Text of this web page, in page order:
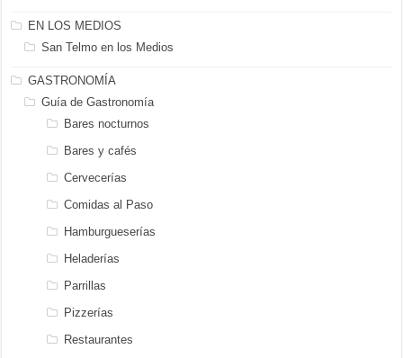
EN LOS MEDIOS
San Telmo en los Medios
GASTRONOMÍA
Guía de Gastronomía
Bares nocturnos
Bares y cafés
Cervecerías
Comidas al Paso
Hamburgueserías
Heladerías
Parrillas
Pizzerías
Restaurantes